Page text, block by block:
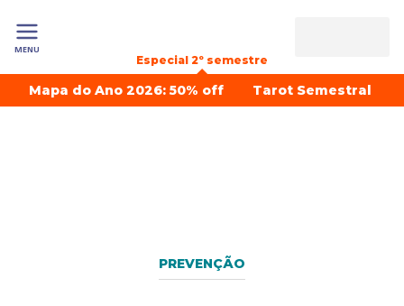
MENU
Especial 2º semestre
Mapa do Ano 2026: 50% off Tarot Semestral
PREVENÇÃO